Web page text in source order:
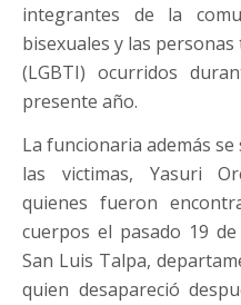
integrantes de la
bisexuales y las
(LGBTI) ocurridos
presente año.
La funcionaria además
las victimas, Yasuri
quienes fueron
cuerpos el pasado 19
San Luis Talpa,
quien desapareció